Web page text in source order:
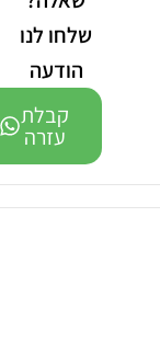
שלחו לנו
הודעה
קבלת
עזרה